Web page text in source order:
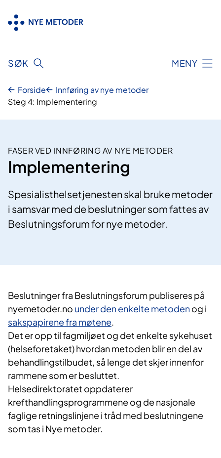
innhold
SØK MENY
Forside
Innføring av nye metoder
Steg 4: Implementering
FASER VED INNFØRING AV NYE METODER
Implementering
Spesialisthelsetjenesten skal bruke metoder
i samsvar med de beslutninger som fattes av
Beslutningsforum for nye metoder.
Beslutninger fra Beslutningsforum publiseres på
nyemetoder.no under den enkelte metodenog i
sakspapirene fra møtene.
Det er opp til fagmiljøet og det enkelte sykehuset
(helseforetaket) hvordan metoden blir en del av
behandlingstilbudet, så lenge det skjer innenfor
rammene som er besluttet.
Helsedirektoratet oppdaterer
krefthandlingsprogrammene og de nasjonale
faglige retningslinjene i tråd med beslutningene
som tas i Nye metoder.